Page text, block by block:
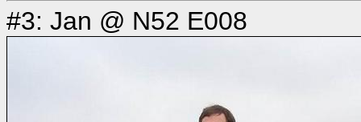
#3: Jan @ N52 E008